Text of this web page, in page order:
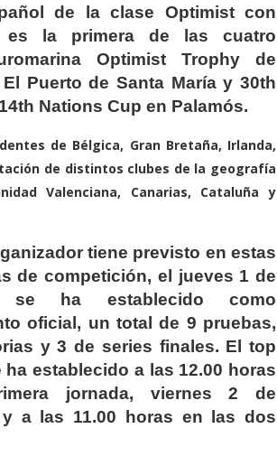
de la clase Optimist con
es la primera de las cuatro
Optimist Trophy de
Puerto de Santa María y 30th
Nations Cup en Palamós.
de Bélgica, Gran Bretaña, Irlanda,
de distintos clubes de la geografía
Valenciana, Canarias, Cataluña y
tiene previsto en estas
de competición, el jueves 1 de
se ha establecido como
oficial, un total de 9 pruebas,
y 3 de series finales. El top
ha establecido a las 12.00 horas
jornada, viernes 2 de
y a las 11.00 horas en las dos